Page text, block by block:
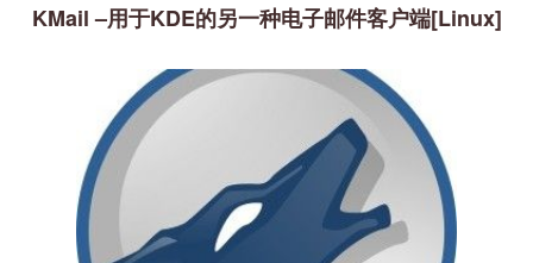
KMail –用于KDE的另一种电子邮件客户端[Linux]